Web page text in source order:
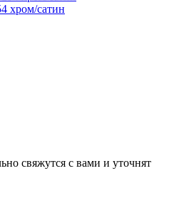
хром/сатин
свяжутся с вами и уточнят